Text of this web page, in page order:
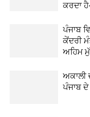
ਕਰਦਾ
ਪੰਜਾਬ
ਕੇਂਦਰੀ
ਅਹਿਮ
ਅਕਾਲੀ
ਪੰਜਾਬ ਦੇ